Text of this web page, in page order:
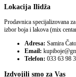
Lokacija Ilidža
Prodavnica specijalizovana
izbor boja i lakova (mix
Adresa: Samira
Email:
Telefon: 033 63 98
Izdvojili smo za Vas